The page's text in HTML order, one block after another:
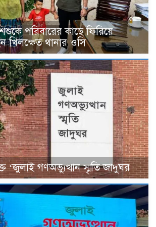
পরিবারের কাছে ফিরিয়ে
খিলক্ষেত থানার ওসি
‘জুলাই গণঅভ্যুত্থান স্মৃতি জাদুঘর